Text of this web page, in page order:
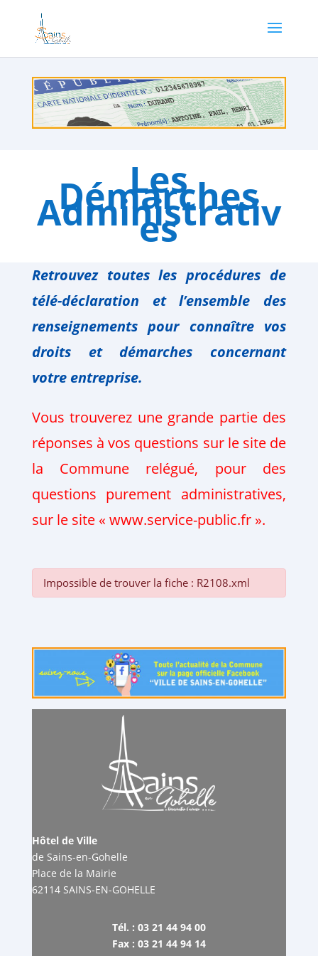
Les
Démarches
Administrativ
es
Retrouvez toutes les procédures de
télé-déclaration et l’ensemble des
renseignements pour connaître vos
droits et démarches concernant
votre entreprise.
Vous trouverez une grande partie des
réponses à vos questions sur le site de
la Commune relégué, pour des
questions purement administratives,
sur le site « www.service-public.fr ».
Impossible de trouver la fiche : R2108.xml
Hôtel de Ville
de Sains-en-Gohelle
Place de la Mairie
62114 SAINS-EN-GOHELLE
Tél. : 03 21 44 94 00
Fax : 03 21 44 94 14